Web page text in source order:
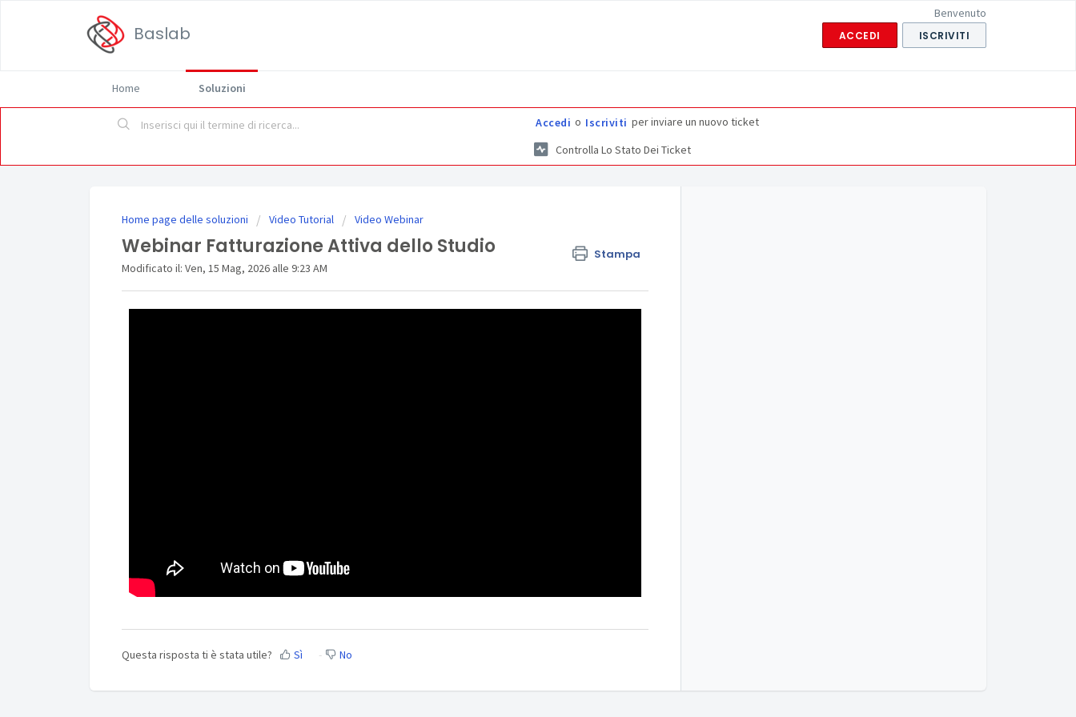
Baslab
Benvenuto
ACCEDI ISCRIVITI
Home Soluzioni
Accedi o Iscriviti per inviare un nuovo ticket
Controlla Lo Stato Dei Ticket
Home page delle soluzioni Video Tutorial Video Webinar
Webinar Fatturazione Attiva dello Studio Stampa
Modificato il: Ven, 15 Mag, 2026 alle 9:23 AM
Questa risposta ti è stata utile? Sì No